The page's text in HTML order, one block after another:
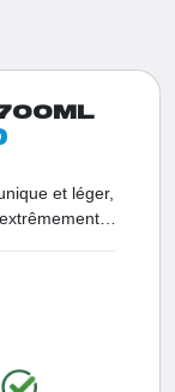
et léger,
boissons en